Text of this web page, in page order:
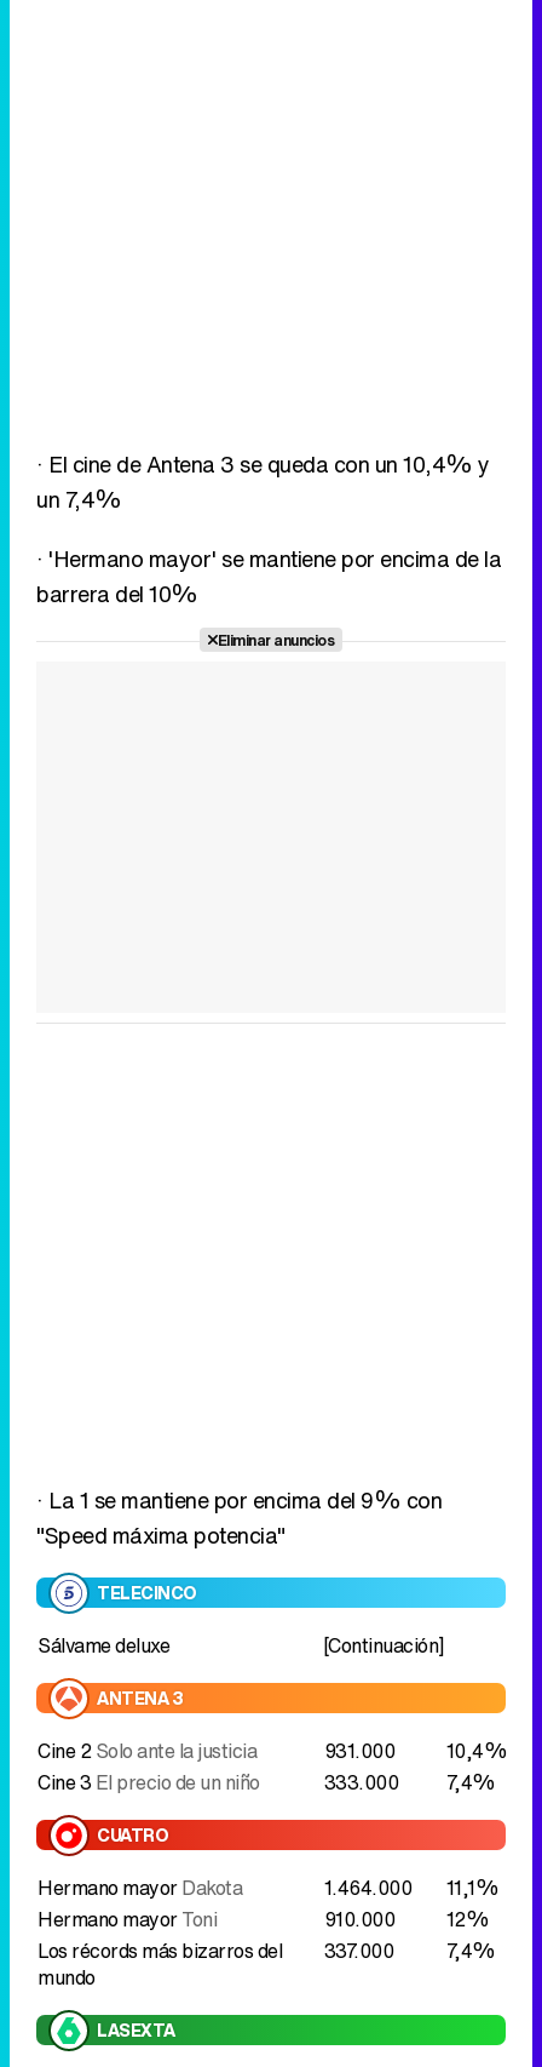
· El cine de Antena 3 se queda con un 10,4% y
un 7,4%
· 'Hermano mayor' se mantiene por encima de la
barrera del 10%
Eliminar anuncios
· La 1 se mantiene por encima del 9% con
"Speed máxima potencia"
TELECINCO
Sálvame deluxe [Continuación]
ANTENA 3
Cine 2Solo ante la justicia 931.000
10,4%
Cine 3El precio de un niño 333.000 7,4%
CUATRO
Hermano mayorDakota 1.464.000
11,1%
Hermano mayorToni 910.000
12%
Los récords más bizarros del
mundo
337.000 7,4%
LASEXTA